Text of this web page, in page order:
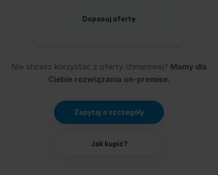
Dopasuj ofertę
NIe chcesz korzystać z oferty chmurowej? Mamy dla
Ciebie rozwiązania on-premise.
Zapytaj o szczegóły
Jak kupić?